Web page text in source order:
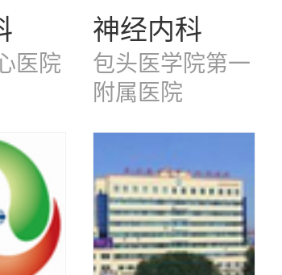
医院
神经内科
包头医学院第一
附属医院